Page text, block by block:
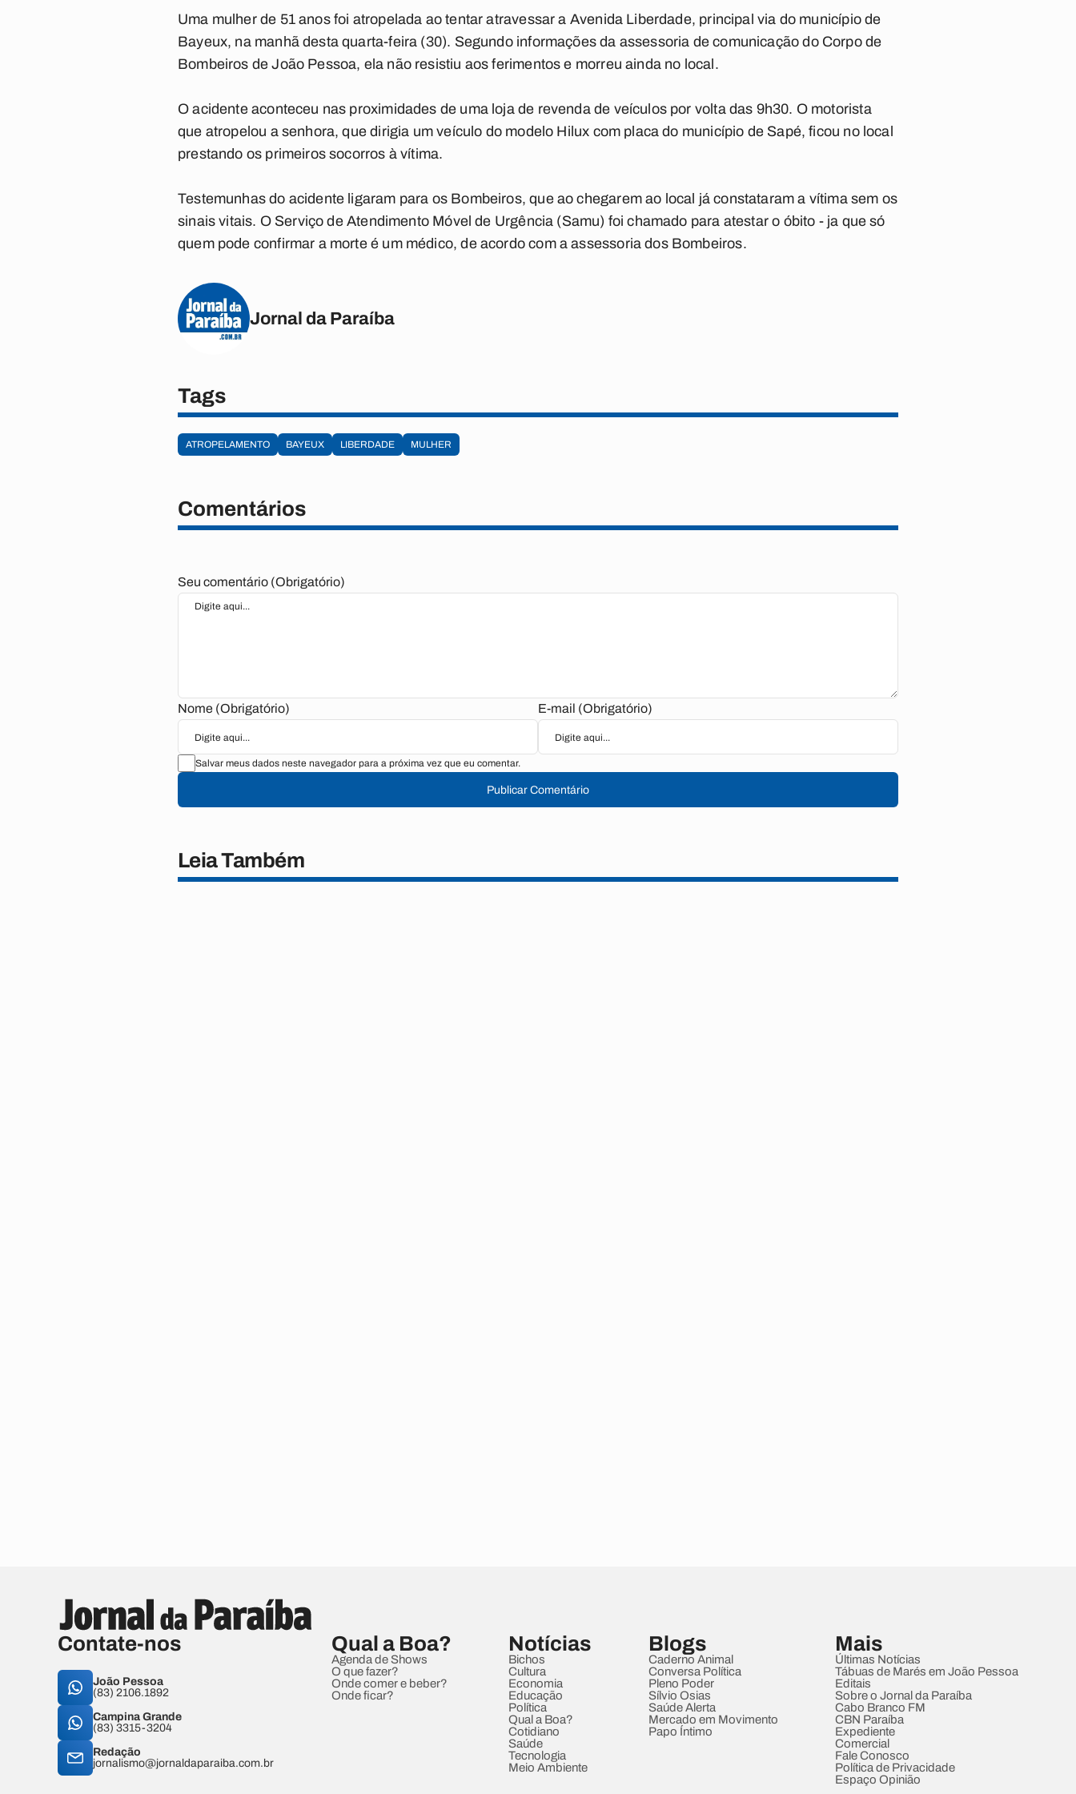
Uma mulher de 51 anos foi atropelada ao tentar atravessar a Avenida Liberdade, principal via do município de
Bayeux, na manhã desta quarta-feira (30). Segundo informações da assessoria de comunicação do Corpo de
Bombeiros de João Pessoa, ela não resistiu aos ferimentos e morreu ainda no local.
O acidente aconteceu nas proximidades de uma loja de revenda de veículos por volta das 9h30. O motorista
que atropelou a senhora, que dirigia um veículo do modelo Hilux com placa do município de Sapé, ficou no local
prestando os primeiros socorros à vítima.
Testemunhas do acidente ligaram para os Bombeiros, que ao chegarem ao local já constataram a vítima sem os
sinais vitais. O Serviço de Atendimento Móvel de Urgência (Samu) foi chamado para atestar o óbito - ja que só
quem pode confirmar a morte é um médico, de acordo com a assessoria dos Bombeiros.
Jornal da Paraíba
Tags
ATROPELAMENTO BAYEUX LIBERDADE MULHER
Comentários
Seu comentário (Obrigatório)
Nome (Obrigatório) E-mail (Obrigatório)
Salvar meus dados neste navegador para a próxima vez que eu comentar.
Publicar Comentário
Leia Também
Contate-nos
João Pessoa
(83) 2106.1892
Campina Grande
(83) 3315-3204
Redação
jornalismo@jornaldaparaiba.com.br
Qual a Boa?
Agenda de Shows
O que fazer?
Onde comer e beber?
Onde ficar?
Notícias
Bichos
Cultura
Economia
Educação
Política
Qual a Boa?
Cotidiano
Saúde
Tecnologia
Meio Ambiente
Blogs
Caderno Animal
Conversa Política
Pleno Poder
Sílvio Osias
Saúde Alerta
Mercado em Movimento
Papo Íntimo
Mais
Últimas Notícias
Tábuas de Marés em João Pessoa
Editais
Sobre o Jornal da Paraíba
Cabo Branco FM
CBN Paraíba
Expediente
Comercial
Fale Conosco
Política de Privacidade
Espaço Opinião